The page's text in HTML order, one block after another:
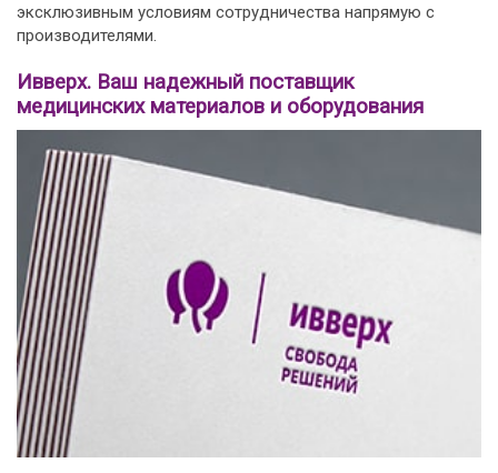
эксклюзивным условиям сотрудничества напрямую с
производителями.
Ивверх. Ваш надежный поставщик
медицинских материалов и оборудования